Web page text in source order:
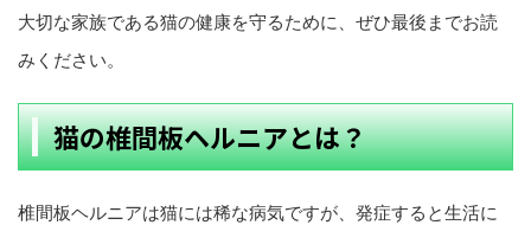
大切な家族である猫の健康を守るために、ぜひ最後までお読
みください。
猫の椎間板ヘルニアとは？
椎間板ヘルニアは猫には稀な病気ですが、発症すると生活に